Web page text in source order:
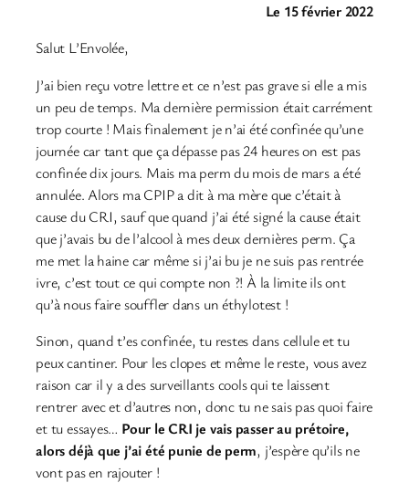
Le 15 février 2022
Salut L’Envolée,
J’ai bien reçu votre lettre et ce n’est pas grave si elle a mis
un peu de temps. Ma dernière permission était carrément
trop courte ! Mais finalement je n’ai été confinée qu’une
journée car tant que ça dépasse pas 24 heures on est pas
confinée dix jours. Mais ma perm du mois de mars a été
annulée. Alors ma CPIP a dit à ma mère que c’était à
cause du CRI, sauf que quand j’ai été signé la cause était
que j’avais bu de l’alcool à mes deux dernières perm. Ça
me met la haine car même si j’ai bu je ne suis pas rentrée
ivre, c’est tout ce qui compte non ?! À la limite ils ont
qu’à nous faire souffler dans un éthylotest !
Sinon, quand t’es confinée, tu restes dans cellule et tu
peux cantiner. Pour les clopes et même le reste, vous avez
raison car il y a des surveillants cools qui te laissent
rentrer avec et d’autres non, donc tu ne sais pas quoi faire
et tu essayes… Pour le CRI je vais passer au prétoire,
alors déjà que j’ai été punie de perm, j’espère qu’ils ne
vont pas en rajouter !